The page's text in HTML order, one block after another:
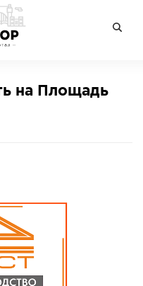
на Площадь